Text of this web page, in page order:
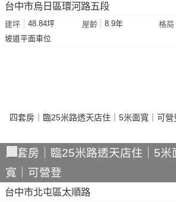
台中市烏日區環河路五段
建坪 48.84坪 屋齡 8.9年 格局
坡道平面車位
四套房｜臨25米路透天店住｜5米
寬｜可營登
台中市北屯區太順路